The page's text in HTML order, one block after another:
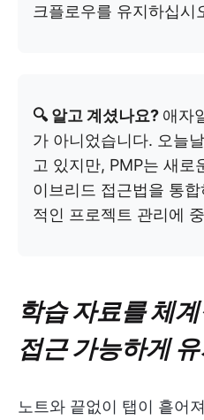
크플로우를 유지하십시
🔍 알고 계셨나요? 애자
가 아니었습니다. 오늘
고 있지만, PMP는 새로
이브리드 접근법을 통
적인 프로젝트 관리에
학습 자료를 체
접근 가능하게
노트와 끝없이 탭이 흩어